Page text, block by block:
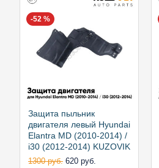
-52 %
Защита пыльник
двигателя левый Hyundai
Elantra MD (2010-2014) /
i30 (2012-2014) KUZOVIK
1300 руб. 620 руб.